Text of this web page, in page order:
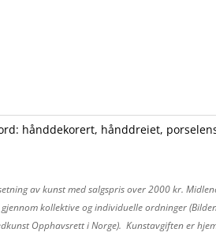
hånddekorert, hånddreiet,
av kunst med salgspris over 2000 kr.
kollektive og individuelle ordninger
Opphavsrett i Norge). Kunstavgiften er